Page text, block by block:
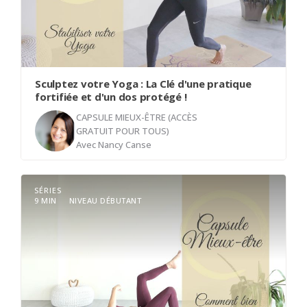
santé. Prenez un temps d'arrêt et venez respirer
avec moi.
Sculptez votre Yoga : La Clé d'une pratique
fortifiée et d'un dos protégé !
CAPSULE MIEUX-ÊTRE (ACCÈS
GRATUIT POUR TOUS)
AvecNancy Canse
Bienvenue à tous ! Dans cette courte capsule, je
vous parle de l'importance cruciale de
l'engagement des muscles abdominaux dans nos
pratiques de yoga. En mettant l'accent sur la
stabilisation des postures, la protection du dos et
l'amélioration des transitions, nous découvrirons
ensemble comment cette attention particulière
SÉRIES
9 MIN
NIVEAU DÉBUTANT